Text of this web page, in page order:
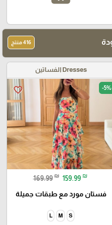
416 منتج
Dresses الفساتين
favorite_border -5%
169.99 ₪ 159.99 ₪
فستان مورد مع طبقات جميلة
S
M
L